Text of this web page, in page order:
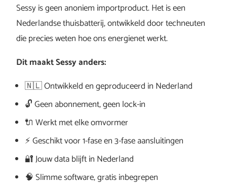
Sessy is geen anoniem importproduct. Het is een
Nederlandse thuisbatterij, ontwikkeld door techneuten
die precies weten hoe ons energienet werkt.
Dit maakt Sessy anders:
🇳🇱 Ontwikkeld en geproduceerd in Nederland
🔓 Geen abonnement, geen lock-in
🔌 Werkt met elke omvormer
⚡ Geschikt voor 1-fase en 3-fase aansluitingen
🔐 Jouw data blijft in Nederland
🧠 Slimme software, gratis inbegrepen